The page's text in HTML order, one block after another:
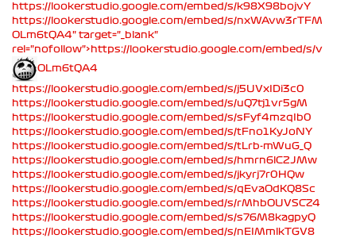
https://lookerstudio.google.com/embed/s/k98X98bojvY
https://lookerstudio.google.com/embed/s/nxWAvw3rTFM
OLm6tQA4" target="_blank"
rel="nofollow">https://lookerstudio.google.com/embed/s/v
OLm6tQA4
https://lookerstudio.google.com/embed/s/j5UVxIDi3c0
https://lookerstudio.google.com/embed/s/uQ7tj1vr5gM
https://lookerstudio.google.com/embed/s/sFyf4mzqIb0
https://lookerstudio.google.com/embed/s/tFno1KyJoNY
https://lookerstudio.google.com/embed/s/tLrb-mWuG_Q
https://lookerstudio.google.com/embed/s/hmrn6lC2JMw
https://lookerstudio.google.com/embed/s/jkyrj7r0HQw
https://lookerstudio.google.com/embed/s/qEvaOdKQ8Sc
https://lookerstudio.google.com/embed/s/rMhbOUVSCZ4
https://lookerstudio.google.com/embed/s/s76M8kagpyQ
https://lookerstudio.google.com/embed/s/nEIMmlkTGV8